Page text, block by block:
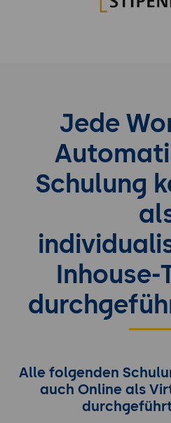
Jede
Schulung
Inhouse-
Alle folgenden
auch Online als